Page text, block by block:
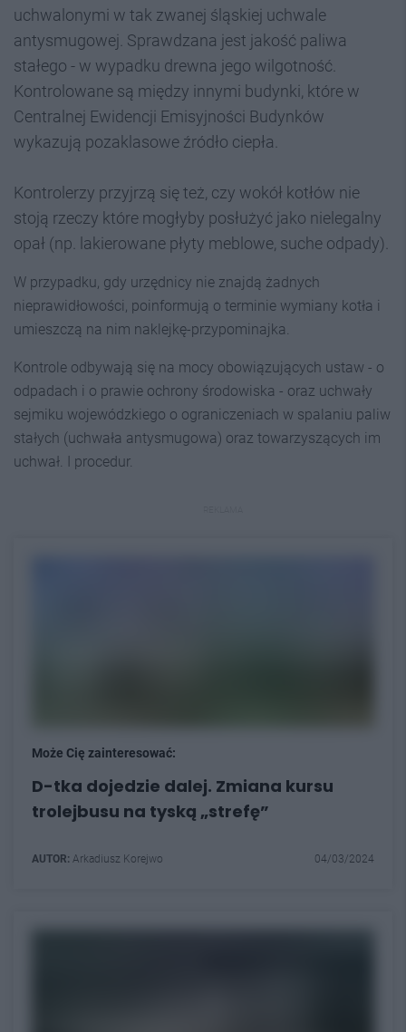
uchwalonymi w tak zwanej śląskiej uchwale
antysmugowej. Sprawdzana jest jakość paliwa
stałego - w wypadku drewna jego wilgotność.
Kontrolowane są między innymi budynki, które w
Centralnej Ewidencji Emisyjności Budynków
wykazują pozaklasowe źródło ciepła.
Kontrolerzy przyjrzą się też, czy wokół kotłów nie
stoją rzeczy które mogłyby posłużyć jako nielegalny
opał (np. lakierowane płyty meblowe, suche odpady).
W przypadku, gdy urzędnicy nie znajdą żadnych
nieprawidłowości, poinformują o terminie wymiany kotła i
umieszczą na nim naklejkę-przypominajka.
Kontrole odbywają się na mocy obowiązujących ustaw - o
odpadach i o prawie ochrony środowiska - oraz uchwały
sejmiku wojewódzkiego o ograniczeniach w spalaniu paliw
stałych (uchwała antysmugowa) oraz towarzyszących im
uchwał. I procedur.
Może Cię zainteresować:
D-tka dojedzie dalej. Zmiana kursu
trolejbusu na tyską „strefę”
AUTOR: Arkadiusz Korejwo 04/03/2024